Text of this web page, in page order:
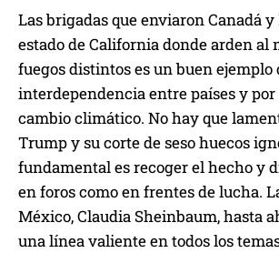
Las brigadas que enviaron Canadá
estado de California donde arden al
fuegos distintos es un buen ejemplo
interdependencia entre países y por
cambio climático. No hay que
Trump y su corte de seso huecos
fundamental es recoger el hecho y
en foros como en frentes de lucha.
México, Claudia Sheinbaum, hasta
una línea valiente en todos los